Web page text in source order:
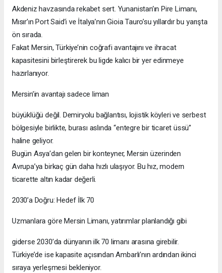
Akdeniz havzasında rekabet sert. Yunanistan’ın Pire Limanı,
Mısır’ın Port Said’i ve İtalya’nın Gioia Tauro’su yıllardır bu yarışta
ön sırada.
Fakat Mersin, Türkiye’nin coğrafi avantajını ve ihracat
kapasitesini birleştirerek bu ligde kalıcı bir yer edinmeye
hazırlanıyor.
Mersin’in avantajı sadece liman
büyüklüğü değil. Demiryolu bağlantısı, lojistik köyleri ve serbest
bölgesiyle birlikte, burası aslında “entegre bir ticaret üssü”
haline geliyor.
Bugün Asya’dan gelen bir konteyner, Mersin üzerinden
Avrupa’ya birkaç gün daha hızlı ulaşıyor. Bu hız, modern
ticarette altın kadar değerli.
2030’a Doğru: Hedef İlk 70
Uzmanlara göre Mersin Limanı, yatırımlar planlandığı gibi
giderse 2030’da dünyanın ilk 70 limanı arasına girebilir.
Türkiye’de ise kapasite açısından Ambarlı’nın ardından ikinci
sıraya yerleşmesi bekleniyor.